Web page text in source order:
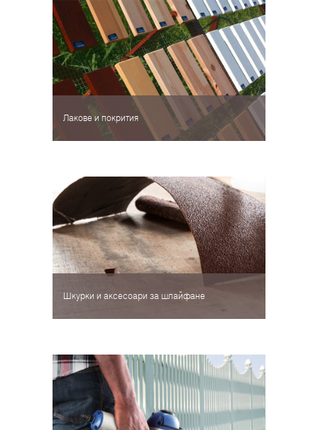
Лакове и покрития
Шкурки и аксесоари за шлайфане